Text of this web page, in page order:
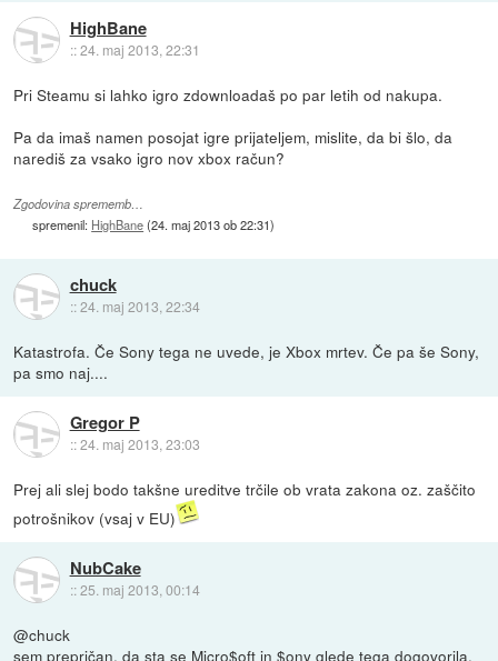
HighBane
::24. maj 2013, 22:31
Pri Steamu si lahko igro zdownloadaš po par letih od nakupa.
Pa da imaš namen posojat igre prijateljem, mislite, da bi šlo, da
narediš za vsako igro nov xbox račun?
Zgodovina sprememb…
spremenil: HighBane(24. maj 2013 ob 22:31)
chuck
::24. maj 2013, 22:34
Katastrofa. Če Sony tega ne uvede, je Xbox mrtev. Če pa še Sony,
pa smo naj....
Gregor P
::24. maj 2013, 23:03
Prej ali slej bodo takšne ureditve trčile ob vrata zakona oz. zaščito
potrošnikov (vsaj v EU)
NubCake
::25. maj 2013, 00:14
@chuck
sem prepričan, da sta se Micro$oft in $ony glede tega dogovorila,